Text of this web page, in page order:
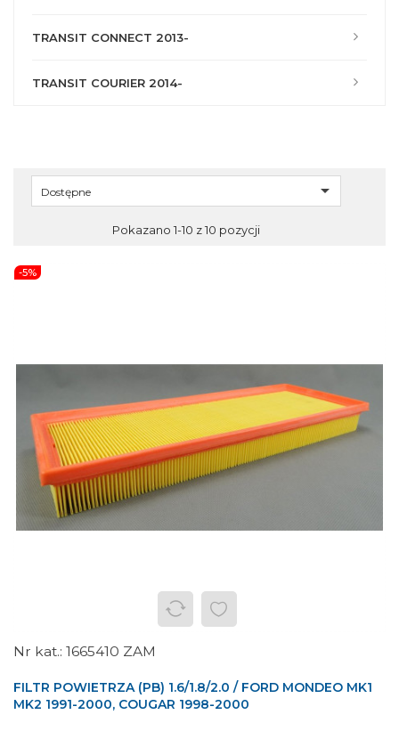
TRANSIT CONNECT 2013-
TRANSIT COURIER 2014-
Dostępne 
Pokazano 1-10 z 10 pozycji
-5%
1665410 ZAM
FILTR POWIETRZA (PB) 1.6/1.8/2.0 / FORD MONDEO MK1
MK2 1991-2000, COUGAR 1998-2000